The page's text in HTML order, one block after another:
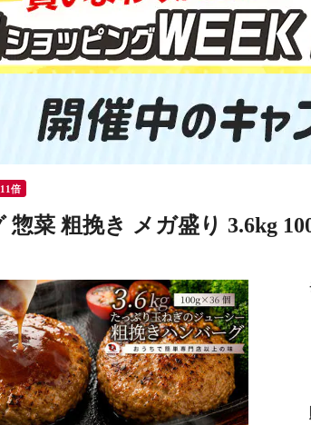
倍
惣菜 粗挽き メガ盛り 3.6kg